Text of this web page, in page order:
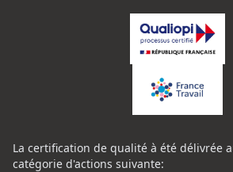
La certification de qualité à été délivrée
catégorie d'actions suivante: